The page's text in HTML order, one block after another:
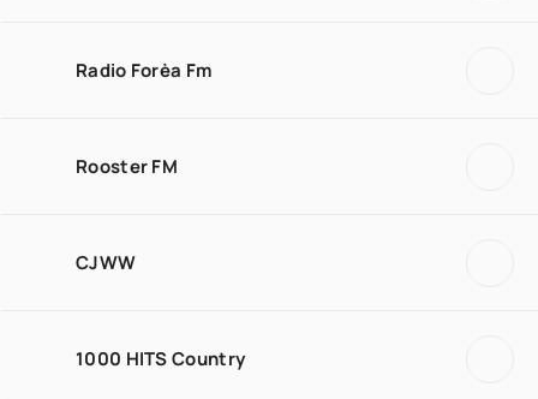
Radio Forèa Fm
Rooster FM
CJWW
1000 HITS Country